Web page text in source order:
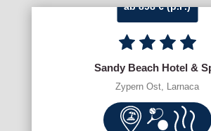
ab 898 € (p.P.)
Sandy Beach Hotel &
Zypern Ost, Larnaca